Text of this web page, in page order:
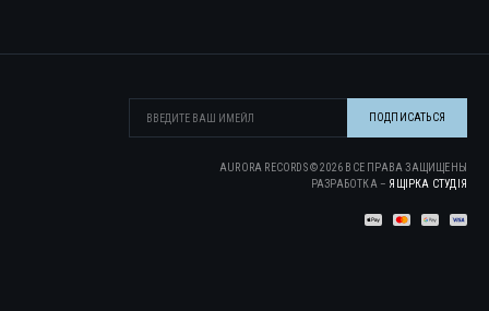
AURORA RECORDS ©2026 ВСЕ ПРАВА ЗАЩИЩЕНЫ
РАЗРАБОТКА – ЯЩІРКА CТУДІЯ